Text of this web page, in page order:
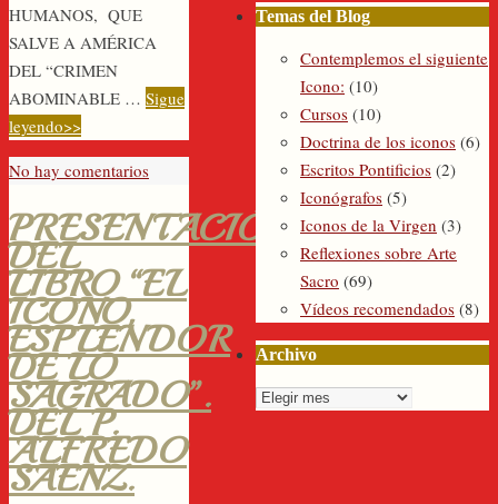
HUMANOS, QUE
SALVE A AMÉRICA
DEL “CRIMEN
ABOMINABLE … Sigue
leyendo>>
No hay comentarios
PRESENTACIÓN
DEL
LIBRO “EL
ICONO,
ESPLENDOR
DE LO
SAGRADO”.
DEL P.
ALFREDO
SÁENZ.
Temas del Blog
Contemplemos el siguiente
Icono: (10)
Cursos (10)
Doctrina de los iconos (6)
Escritos Pontificios (2)
Iconógrafos (5)
Iconos de la Virgen (3)
Reflexiones sobre Arte
Sacro (69)
Vídeos recomendados (8)
Archivo
Archivo